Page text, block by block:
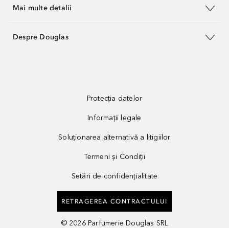
Mai multe detalii
Despre Douglas
Protecția datelor
Informații legale
Soluționarea alternativă a litigiilor
Termeni și Condiții
Setări de confidențialitate
RETRAGEREA CONTRACTULUI
© 2026 Parfumerie Douglas SRL